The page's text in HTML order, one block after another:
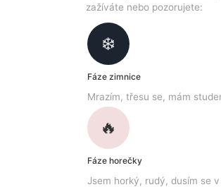
zažíváte nebo pozorujete:
❄️
Fáze zimnice
Mrazím, třesu se, mám
🔥
Fáze horečky
Jsem horký, rudý, dusím se